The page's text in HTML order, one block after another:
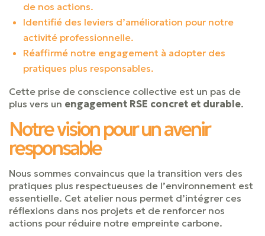
de nos actions.
Identifié des leviers d’amélioration pour notre
activité professionnelle.
Réaffirmé notre engagement à adopter des
pratiques plus responsables.
Cette prise de conscience collective est un pas de
plus vers un engagement RSE concret et durable.
Notre vision pour un avenir
responsable
Nous sommes convaincus que la transition vers des
pratiques plus respectueuses de l’environnement est
essentielle. Cet atelier nous permet d’intégrer ces
réflexions dans nos projets et de renforcer nos
actions pour réduire notre empreinte carbone.